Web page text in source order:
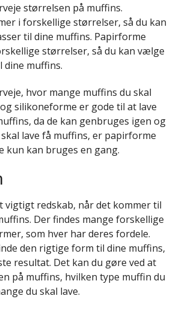
størrelsen på muffins.
i forskellige størrelser, så du kan
til dine muffins. Papirforme
størrelser, så du kan vælge
dine muffins.
hvor mange muffins du skal
silikoneforme er gode til at lave
da de kan genbruges igen og
lave få muffins, er papirforme
kun kan bruges en gang.
vigtigt redskab, når det kommer til
Der findes mange forskellige
som hver har deres fordele.
den rigtige form til dine muffins,
resultat. Det kan du gøre ved at
på muffins, hvilken type muffin du
du skal lave.